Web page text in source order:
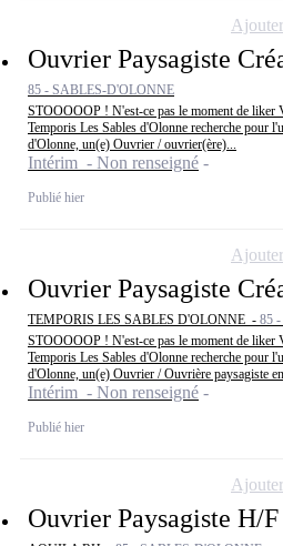
Ouvrier Paysagiste
85 - SABLES-D'OLONNE
STOOOOOP ! N'est-ce pas le moment de liker
Temporis Les Sables d'Olonne recherche pour
d'Olonne, un(e) Ouvrier / ouvrier(ère)...
Intérim - Non renseigné
Publié hier
Ouvrier Paysagiste
TEMPORIS LES SABLES D'OLONNE - 85
STOOOOOP ! N'est-ce pas le moment de liker
Temporis Les Sables d'Olonne recherche pour
d'Olonne, un(e) Ouvrier / Ouvrière paysagiste
Intérim - Non renseigné
Publié hier
Ouvrier Paysagiste H/F